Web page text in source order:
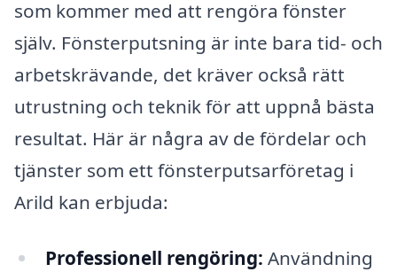
som kommer med att rengöra fönster
själv. Fönsterputsning är inte bara tid- och
arbetskrävande, det kräver också rätt
utrustning och teknik för att uppnå bästa
resultat. Här är några av de fördelar och
tjänster som ett fönsterputsarföretag i
Arild kan erbjuda:
Professionell rengöring: Användning